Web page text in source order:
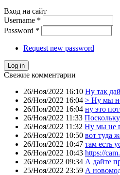
Вход на сайт
Username *
Password *
Request new password
Свежие комментарии
26/Ноя/2022 16:10 Ну так
26/Ноя/2022 16:04 > Ну мы
26/Ноя/2022 16:04 ну это
26/Ноя/2022 11:33
26/Ноя/2022 11:32 Ну мы не
26/Ноя/2022 10:50 вот туда
26/Ноя/2022 10:47 там есть
26/Ноя/2022 10:43 https://
26/Ноя/2022 09:34 А дайте
25/Ноя/2022 23:59 А